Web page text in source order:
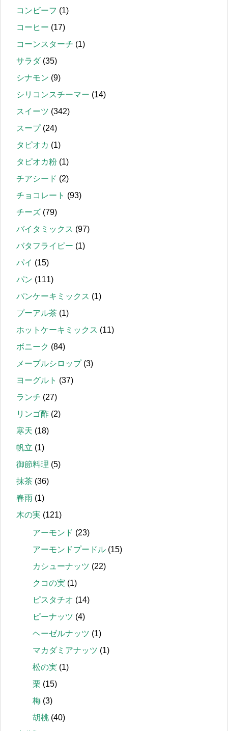
コンビーフ (1)
コーヒー (17)
コーンスターチ (1)
サラダ(35)
シナモン (9)
シリコンスチーマー (14)
スイーツ (342)
スープ(24)
タピオカ (1)
タピオカ粉 (1)
チアシード (2)
チョコレート (93)
チーズ (79)
バイタミックス (97)
バタフライピー (1)
パイ (15)
パン (111)
パンケーキミックス (1)
プーアル茶 (1)
ホットケーキミックス (11)
ボニーク (84)
メープルシロップ(3)
ヨーグルト (37)
ランチ (27)
リンゴ酢 (2)
寒天 (18)
帆立 (1)
御節料理 (5)
抹茶 (36)
春雨 (1)
木の実 (121)
アーモンド (23)
アーモンドプードル (15)
カシューナッツ (22)
クコの実 (1)
ピスタチオ (14)
ピーナッツ (4)
ヘーゼルナッツ (1)
マカダミアナッツ (1)
松の実 (1)
栗 (15)
梅 (3)
胡桃 (40)